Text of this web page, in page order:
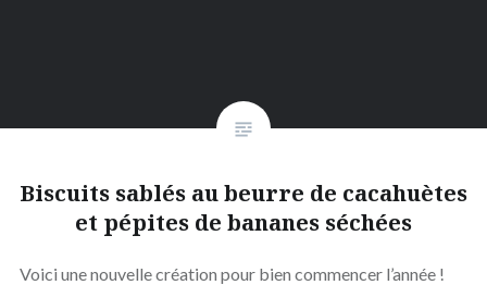
Biscuits sablés au beurre de cacahuètes
et pépites de bananes séchées
Voici une nouvelle création pour bien commencer l’année !